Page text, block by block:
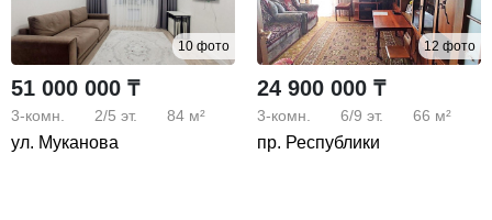
10 фото
51 000 000 ₸
3-комн. 2/5 эт. 84 м²
ул. Муканова
12 фото
24 900 000 ₸
3-комн. 6/9 эт. 66 м²
пр. Республики